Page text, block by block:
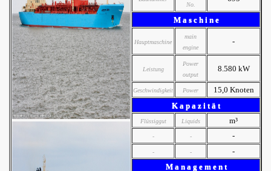
No.
M a s c h i n e
Hauptmaschine
main
engine
-
Leistung
Power
output
8.580 kW
Geschwindigkeit Power
15,0 Knoten
K a p a z i t ä t
Flüssiggut Liquids m³
- - -
- -
-
M a n a g e m e n t